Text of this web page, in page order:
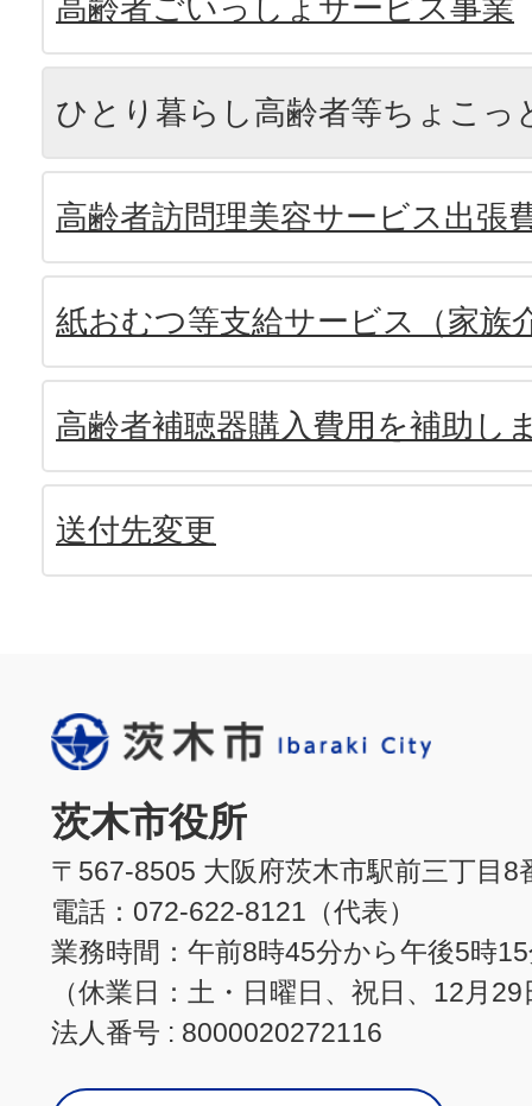
高齢者ごいっしょサービス事業
ひとり暮らし高齢者等ちょこっ
高齢者訪問理美容サービス出張
紙おむつ等支給サービス（家族
高齢者補聴器購入費用を補助し
送付先変更
茨木市役所
〒567-8505 大阪府茨木市駅前三丁目8
電話：072-622-8121（代表）
業務時間：午前8時45分から午後5時
（休業日：土・日曜日、祝日、12月
法人番号 : 8000020272116